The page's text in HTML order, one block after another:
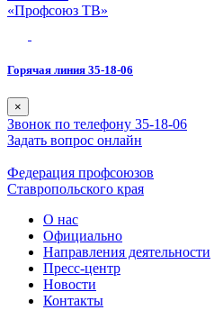
«Профсоюз ТВ»
Горячая линия 35-18-06
×
Звонок по телефону 35-18-06
Задать вопрос онлайн
Федерация профсоюзов
Ставропольского края
О нас
Официально
Направления деятельности
Пресс-центр
Новости
Контакты